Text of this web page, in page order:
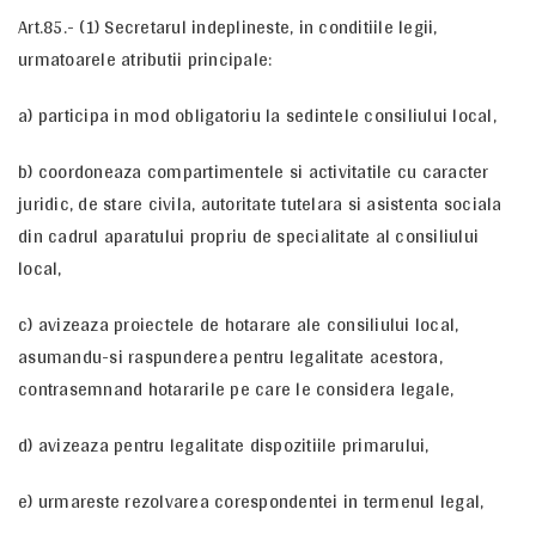
Art.85.- (1) Secretarul indeplineste, in conditiile legii,
urmatoarele atributii principale:
a) participa in mod obligatoriu la sedintele consiliului local,
b) coordoneaza compartimentele si activitatile cu caracter
juridic, de stare civila, autoritate tutelara si asistenta sociala
din cadrul aparatului propriu de specialitate al consiliului
local,
c) avizeaza proiectele de hotarare ale consiliului local,
asumandu-si raspunderea pentru legalitate acestora,
contrasemnand hotararile pe care le considera legale,
d) avizeaza pentru legalitate dispozitiile primarului,
e) urmareste rezolvarea corespondentei in termenul legal,